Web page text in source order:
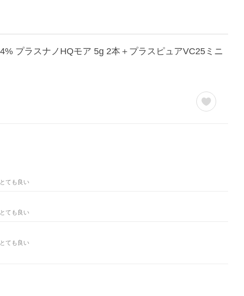
プラスナノHQモア 5g 2本＋プラスピュアVC25ミニ
とても良い
とても良い
とても良い